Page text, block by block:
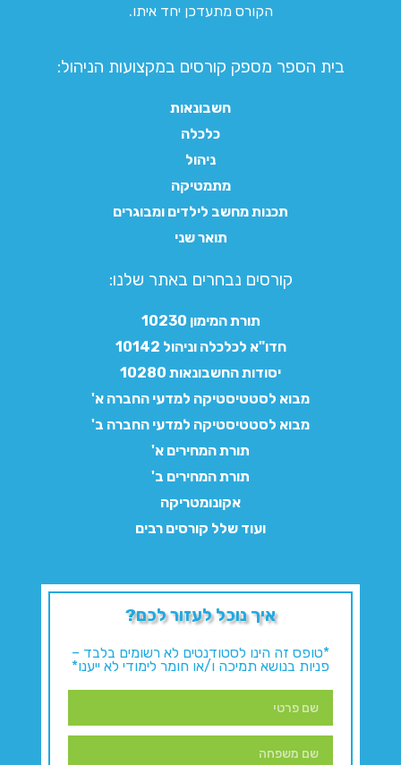
הקורס מתעדכן יחד איתו.
בית הספר מספק קורסים במקצועות הניהול:
חשבונאות
כלכלה
ניהול
מתמטיקה
תכנות מחשב לילדים ומבוגרים
תואר שני
קורסים נבחרים באתר שלנו:​
תורת המימון 10230
חדו"א לכלכלה וניהול 10142
יסודות החשבונאות 10280
מבוא לסטטיסטיקה למדעי החברה א'
מבוא לסטטיסטיקה למדעי החברה ב'
תורת המחירים א'
תורת המחירים ב'
אקונומטריקה
ועוד שלל קורסים רבים
איך נוכל לעזור לכם?
*טופס זה הינו לסטודנטים לא רשומים בלבד –
פניות בנושא תמיכה ו/או חומר לימודי לא ייענו*